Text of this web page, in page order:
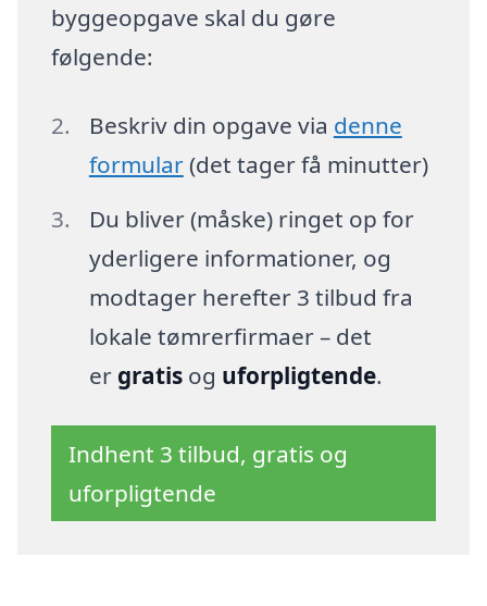
byggeopgave skal du gøre
følgende:
Beskriv din opgave via denne
formular(det tager få minutter)
Du bliver (måske) ringet op for
yderligere informationer, og
modtager herefter 3 tilbud fra
lokale tømrerfirmaer – det
er gratisog uforpligtende.
Indhent 3 tilbud, gratis og
uforpligtende